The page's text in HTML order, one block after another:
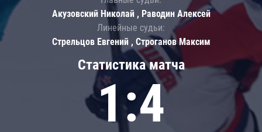
Статистика матча
1:4
Акузовский Николай , Раводин Алексей
Линейные судьи:
Стрельцов Евгений , Строганов Максим